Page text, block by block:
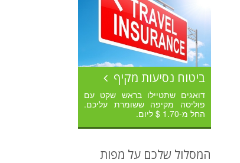
ביטוח נסיעות מקיף
דואגים שתטיילו בראש שקט עם
פוליסה מקיפה ששומרת עליכם.
החל מ-1.70 $ ליום.
המסלול שלכם על מפות